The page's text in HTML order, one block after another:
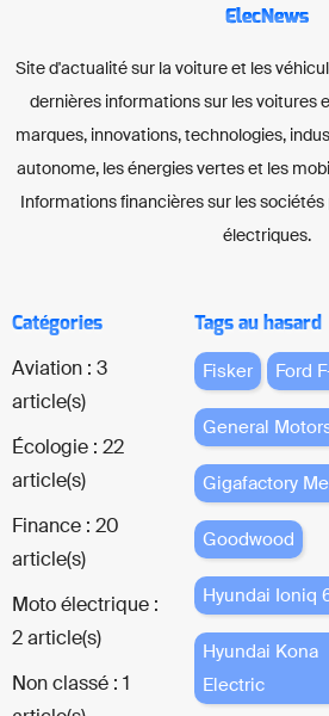
ElecNews
Site d'actualité sur la voiture et les
dernières informations sur les voitures
marques, innovations, technologies,
autonome, les énergies vertes et les
Informations financières sur les
électriques.
Catégories
Aviation : 3
article(s)
Écologie : 22
article(s)
Finance : 20
article(s)
Moto électrique :
2 article(s)
Non classé : 1
Tags au hasard
Fisker Ford
General
Gigafactory
Goodwood
Hyundai Ioniq
Hyundai Kona
Electric